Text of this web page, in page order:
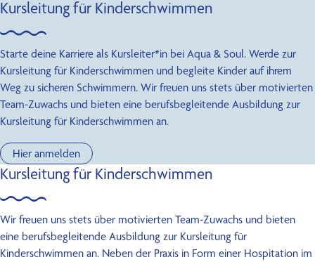
Kursleitung für Kinderschwimmen
Starte deine Karriere als Kursleiter*in bei Aqua & Soul. Werde zur
Kursleitung für Kinderschwimmen und begleite Kinder auf ihrem
Weg zu sicheren Schwimmern. Wir freuen uns stets über motivierten
Team-Zuwachs und bieten eine berufsbegleitende Ausbildung zur
Kursleitung für Kinderschwimmen an.
Hier anmelden
Kursleitung für Kinderschwimmen
Wir freuen uns stets über motivierten Team-Zuwachs und bieten
eine berufsbegleitende Ausbildung zur Kursleitung für
Kinderschwimmen an. Neben der Praxis in Form einer Hospitation im